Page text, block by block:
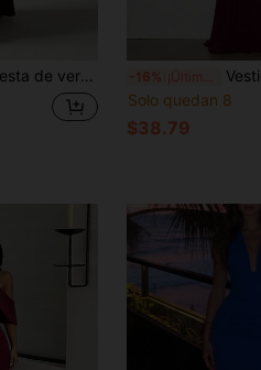
y abertura, adecuado para citas, reuniones, bailes y fiestas -16%
Vestido elegante y sexy con pliegues
Solo quedan 8
$38.79